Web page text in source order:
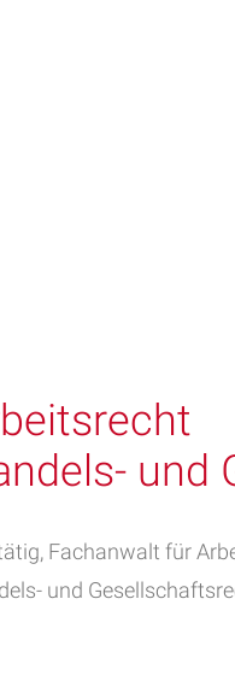
und
Fachanwalt für
und